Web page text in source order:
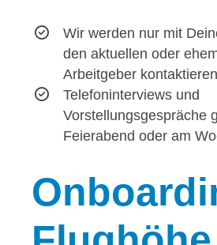
Wir werden nur mit
den aktuellen oder
Arbeitgeber
Telefoninterviews und
Vorstellungsgespräche
Feierabend oder am